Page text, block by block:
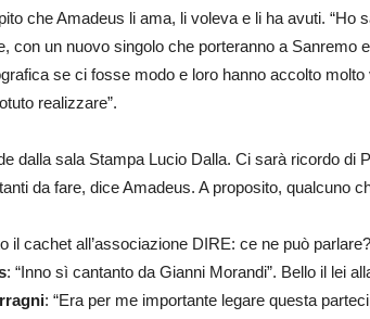
che Amadeus li ama, li voleva e li ha avuti. “Ho
con un nuovo singolo che porteranno a Sanremo
se ci fosse modo e loro hanno accolto molto
realizzare”.
dalla sala Stampa Lucio Dalla. Ci sarà ricordo di
da fare, dice Amadeus. A proposito, qualcuno
il cachet all’associazione DIRE: ce ne può
: “Inno sì cantanto da Gianni Morandi”. Bello il lei
: “Era per me importante legare questa